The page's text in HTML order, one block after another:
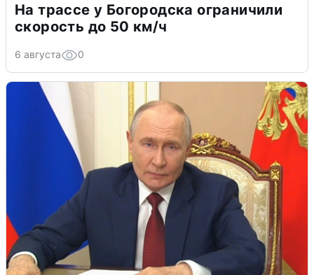
На трассе у Богородска ограничили
скорость до 50 км/ч
6 августа 0